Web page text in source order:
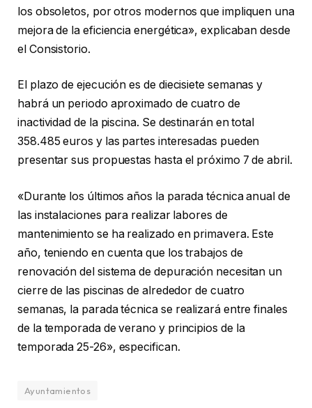
los obsoletos, por otros modernos que impliquen una
mejora de la eficiencia energética», explicaban desde
el Consistorio.
El plazo de ejecución es de diecisiete semanas y
habrá un periodo aproximado de cuatro de
inactividad de la piscina. Se destinarán en total
358.485 euros y las partes interesadas pueden
presentar sus propuestas hasta el próximo 7 de abril.
«Durante los últimos años la parada técnica anual de
las instalaciones para realizar labores de
mantenimiento se ha realizado en primavera. Este
año, teniendo en cuenta que los trabajos de
renovación del sistema de depuración necesitan un
cierre de las piscinas de alrededor de cuatro
semanas, la parada técnica se realizará entre finales
de la temporada de verano y principios de la
temporada 25-26», especifican.
Ayuntamientos